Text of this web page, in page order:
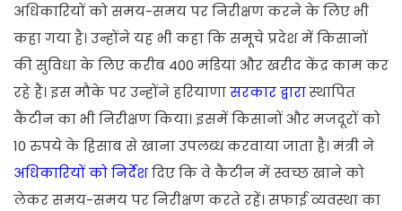
अधिकारियों को समय-समय पर निरीक्षण करने के लिए भी
कहा गया है। उन्होंने यह भी कहा कि समूचे प्रदेश में किसानों
की सुविधा के लिए करीब 400 मंडियां और खरीद केंद्र काम कर
रहे हैं। इस मौके पर उन्होंने हरियाणासरकार द्वारास्थापित
कैंटीन का भी निरीक्षण किया। इसमें किसानों और मजदूरों को
10 रुपये के हिसाब से खाना उपलब्ध करवाया जाता है। मंत्री ने
अधिकारियों को निर्देशदिए कि वे कैंटीन में स्वच्छ खाने को
लेकर समय-समय पर निरीक्षण करते रहें। सफाई व्यवस्था का